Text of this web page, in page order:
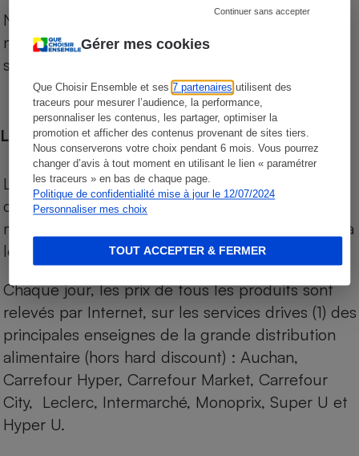
Gérer mes cookies
Que Choisir Ensemble et ses7 partenaires utilisent des
traceurs pour mesurer l’audience, la performance,
personnaliser les contenus, les partager, optimiser la
promotion et afficher des contenus provenant de sites tiers.
Nous conserverons votre choix pendant 6 mois. Vous pourrez
changer d’avis à tout moment en utilisant le lien « paramétrer
les traceurs » en bas de chaque page.
Politique de confidentialité mise à jour le 12/07/2024
Personnaliser mes choix
Continuer sans accepter
TOUT ACCEPTER & FERMER
Notre comparateur de supermarchés propose le
niveau de prix des supermarchés, géolocalisés
sur le territoire français.
Les comparaisons de prix
Les comparaisons sont réalisées sur l’ensemble
des produits des magasins. Les produits de
marques de distributeurs (MDD) sont comparés à
leurs équivalents chez leurs concurrents.
Chaque jour, les prix de tous les produits sont
relevés par Internet, sur les services drives (1) des
principales enseignes de la grande distribution
alimentaire (hors hard discount) : Auchan,
Carrefour Hyper, Carrefour Market, Carrefour
City, Leclerc, Intermarché, Monoprix, Super U et
Hyper U.